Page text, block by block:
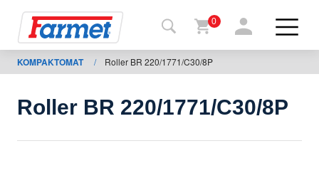
shop
0
KOMPAKTOMAT / Roller BR 220/1771/C30/8P
Roller BR 220/1771/C30/8P